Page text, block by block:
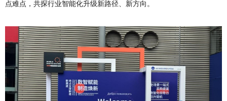
点难点，共探行业智能化升级新路径、新方向。